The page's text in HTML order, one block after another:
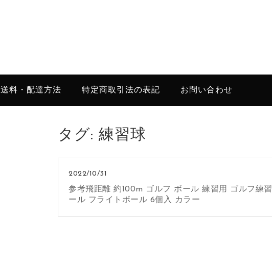
送料・配達方法 特定商取引法の表記 お問い合わせ
タグ: 練習球
2022/10/31
参考飛距離 約100m ゴルフ ボール 練習用 ゴルフ練
ール フライトボール 6個入 カラー